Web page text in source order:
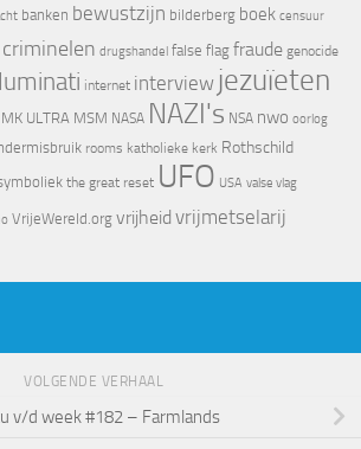
banken bewustzijn bilderberg boek censuur
criminelen drugshandel false flag fraude genocide
internet interview jezuïeten
MK ULTRA MSM NASA NAZI's NSA nwo oorlog
rooms katholieke kerk Rothschild
the great reset UFO USA valse vlag
VrijeWereld.org vrijheid vrijmetselarij
VOLGENDE VERHAAL
v/d week #182 – Farmlands